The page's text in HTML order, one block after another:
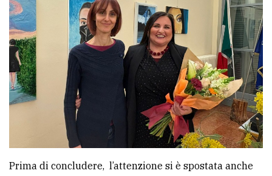
Prima di concludere, l’attenzione si è spostata anche